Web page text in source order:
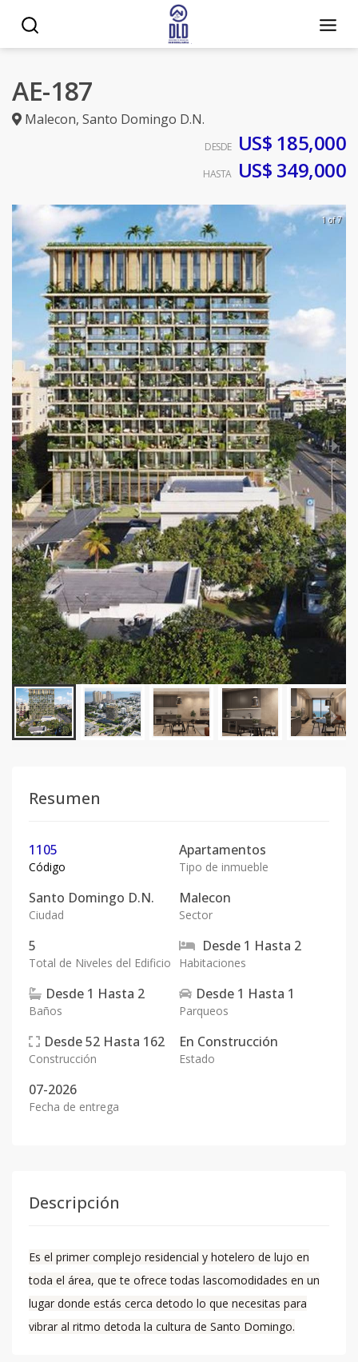
AE-187
Malecon, Santo Domingo D.N.
DESDE US$ 185,000
HASTA US$ 349,000
1 of 7
Resumen
1105
Código
Apartamentos
Tipo de inmueble
Santo Domingo D.N.
Ciudad
Malecon
Sector
5
Total de Niveles del Edificio
Desde 1 Hasta 2
Habitaciones
Desde 1 Hasta 2
Baños
Desde 1 Hasta 1
Parqueos
Desde52 Hasta 162
Construcción
En Construcción
Estado
07-2026
Fecha de entrega
Descripción
Es el primer complejo residencial y hotelero de lujo en
toda el área, que te ofrece todas lascomodidades en un
lugar donde estás cerca detodo lo que necesitas para
vibrar al ritmo detoda la cultura de Santo Domingo.